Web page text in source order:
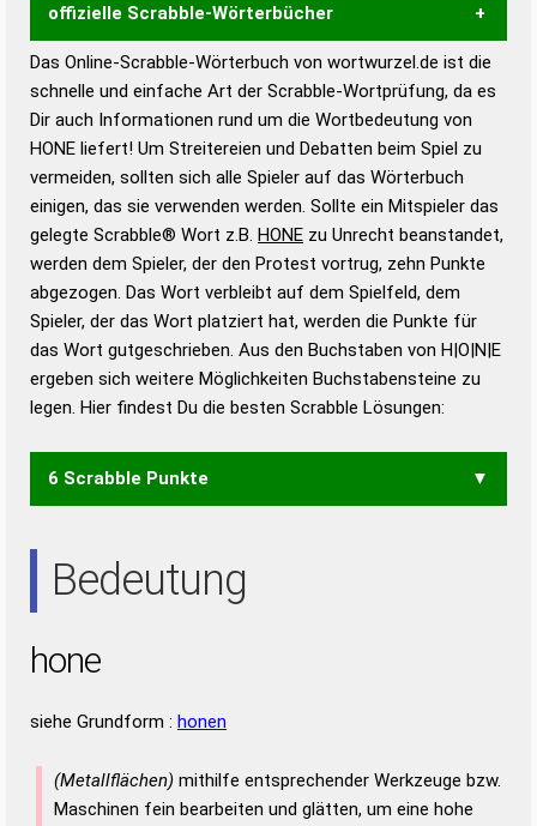
offizielle Scrabble-Wörterbücher
Wortwurzel liefert mit Hilfe eines semantischen
Wortanalyse-Algorithmus gute Anhaltspunkte zu
Wortbedeutung, Worttrennung und Wortform, um die
Gültigkeit eines Wortes für das Scrabble-Spiel zu
bestimmen!
zugelassene Turnier Scrabble-
Wörterbücher sind:
Duden – Standardwerk in 12 Bänden
Duden – Richtiges und gutes
Deutsch
Duden – Die deutsche Grammatik
Duden – Deutsches
Universalwörterbuch
Das Online-Scrabble-Wörterbuch von wortwurzel.de ist die
schnelle und einfache Art der Scrabble-Wortprüfung, da es
Dir auch Informationen rund um die Wortbedeutung von
HONE liefert! Um Streitereien und Debatten beim Spiel zu
vermeiden, sollten sich alle Spieler auf das Wörterbuch
einigen, das sie verwenden werden. Sollte ein Mitspieler das
gelegte Scrabble® Wort z.B. HONE zu Unrecht beanstandet,
werden dem Spieler, der den Protest vortrug, zehn Punkte
abgezogen. Das Wort verbleibt auf dem Spielfeld, dem
Spieler, der das Wort platziert hat, werden die Punkte für
das Wort gutgeschrieben. Aus den Buchstaben von H|O|N|E
ergeben sich weitere Möglichkeiten Buchstabensteine zu
legen. Hier findest Du die besten Scrabble Lösungen:
6 Scrabble Punkte
Bedeutung
hone
siehe Grundform : honen
(Metallflächen) mithilfe entsprechender Werkzeuge bzw.
Maschinen fein bearbeiten und glätten, um eine hohe